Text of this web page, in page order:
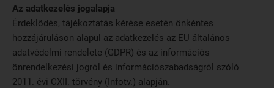
Az adatkezelés jogalapja
Érdeklődés, tájékoztatás kérése esetén önkéntes
hozzájáruláson alapul az adatkezelés az EU általános
adatvédelmi rendelete (GDPR) és az információs
önrendelkezési jogról és információszabadságról szóló
2011. évi CXII. törvény (Infotv.) alapján.